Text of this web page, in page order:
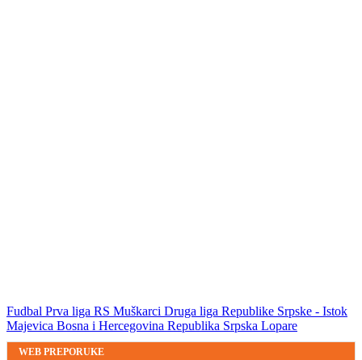
Fudbal Prva liga RS Muškarci Druga liga Republike Srpske - Istok
Majevica Bosna i Hercegovina Republika Srpska Lopare
WEB PREPORUKE